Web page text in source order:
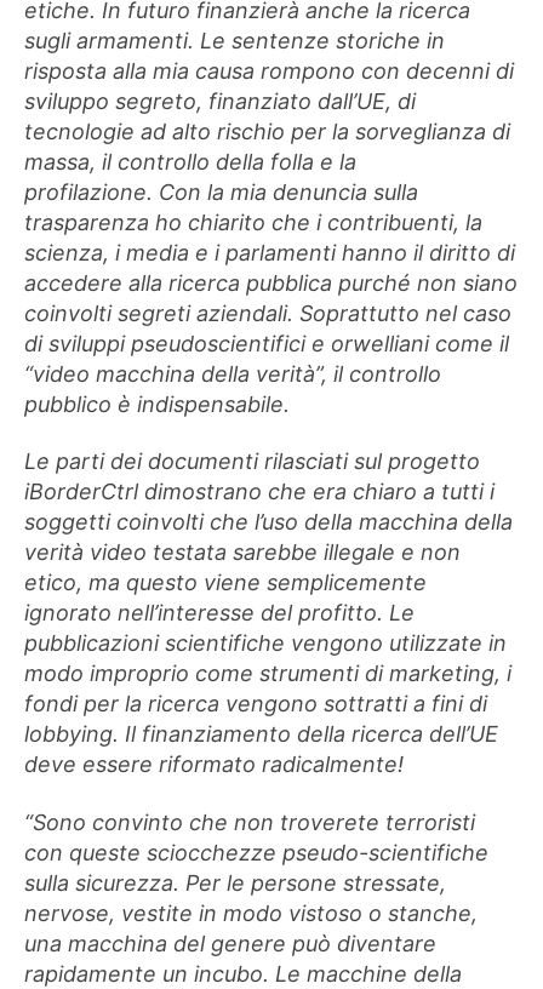
etiche. In futuro finanzierà anche la ricerca
sugli armamenti. Le sentenze storiche in
risposta alla mia causa rompono con decenni di
sviluppo segreto, finanziato dall’UE, di
tecnologie ad alto rischio per la sorveglianza di
massa, il controllo della folla e la
profilazione. Con la mia denuncia sulla
trasparenza ho chiarito che i contribuenti, la
scienza, i media e i parlamenti hanno il diritto di
accedere alla ricerca pubblica purché non siano
coinvolti segreti aziendali. Soprattutto nel caso
di sviluppi pseudoscientifici e orwelliani come il
“video macchina della verità”, il controllo
pubblico è indispensabile.
Le parti dei documenti rilasciati sul progetto
iBorderCtrl dimostrano che era chiaro a tutti i
soggetti coinvolti che l’uso della macchina della
verità video testata sarebbe illegale e non
etico, ma questo viene semplicemente
ignorato nell’interesse del profitto. Le
pubblicazioni scientifiche vengono utilizzate in
modo improprio come strumenti di marketing, i
fondi per la ricerca vengono sottratti a fini di
lobbying. Il finanziamento della ricerca dell’UE
deve essere riformato radicalmente!
“Sono convinto che non troverete terroristi
con queste sciocchezze pseudo-scientifiche
sulla sicurezza. Per le persone stressate,
nervose, vestite in modo vistoso o stanche,
una macchina del genere può diventare
rapidamente un incubo. Le macchine della